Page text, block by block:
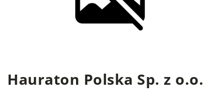
Hauraton Polska Sp. z o.o.